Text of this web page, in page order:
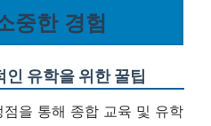
중한 경험
유학을 위한 꿀팁
을 통해 종합 교육 및 유학